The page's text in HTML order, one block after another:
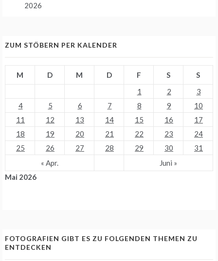
2026
ZUM STÖBERN PER KALENDER
Mai 2026
M D M D F S
S
1
2
3
4
5 6 7 8 9
10
11
12 13 14 15 16
17
18
19 20 21 22 23
24
25
26 27 28 29 30
31
« Apr.
Juni »
FOTOGRAFIEN GIBT ES ZU FOLGENDEN THEMEN ZU
ENTDECKEN